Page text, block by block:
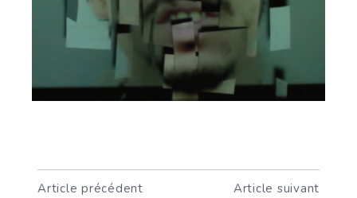
Article précédent Article suivant